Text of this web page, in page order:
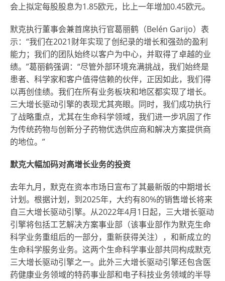
会上拟定每股股息为1.85欧元，比上一年增加0.45欧元。
默克执行董事会兼首席执行官葛丽鹤（Belén Garijo）表
示：“我们在2021财年实现了创纪录的增长和强劲的盈利
能力；我们的团队始终以客户为中心，并取得了卓越的业
绩。”葛丽鹤强调：“尽管外部环境充满挑战，我们始终是
患者、科学家和客户值得信赖的伙伴，正因如此，我们得
以再创佳绩。我们在所有业务板块和地区都实现了增长。
三大增长驱动引擎的表现尤其亮眼。同时，我们成功执行
了战略重点，尤其在生命科学领域，我们进一步巩固了作
为传统药物与创新分子药物优选供应商和解决方案提供商
的地位。”
默克大幅加码对高增长业务的投资
去年九月，默克在资本市场日宣布了其最新版的中期增长
计划。根据计划，到2025年，大约有80%的销售增长将来
自三大增长驱动引擎。从2022年4月1日起，三大增长驱动
引擎将包括工艺解决方案事业部（该事业部作为默克生命
科学业务重组后的一部分，重新获得关注），和新成立的
生命科学服务业务。这两个生命科学事业部共同构成默克
三大增长驱动引擎之一。此外三大增长驱动引擎还包含医
药健康业务领域的特药事业部和电子科技业务领域的半导